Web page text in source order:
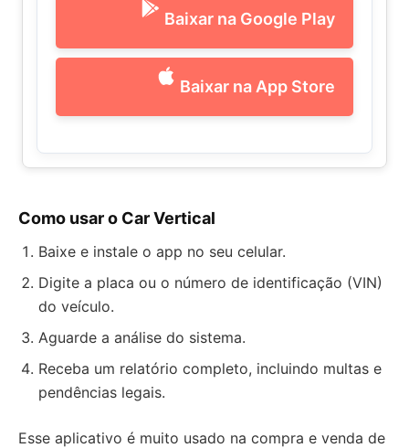
Baixar na Google Play
Baixar na App Store
Como usar o Car Vertical
Baixe e instale o app no seu celular.
Digite a placa ou o número de identificação (VIN)
do veículo.
Aguarde a análise do sistema.
Receba um relatório completo, incluindo multas e
pendências legais.
Esse aplicativo é muito usado na compra e venda de